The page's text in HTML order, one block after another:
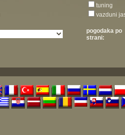
tuning
vazduni
pogodaka po
strani: